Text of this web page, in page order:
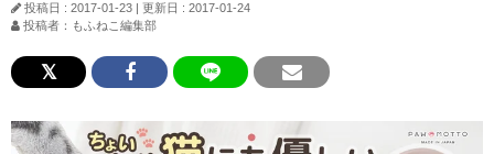
投稿日 : 2017-01-23 | 更新日 : 2017-01-24
投稿者：もふねこ編集部